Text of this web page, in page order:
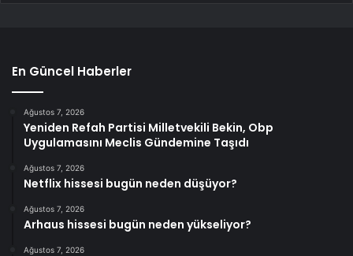
En Güncel Haberler
Ağustos 7, 2026
Yeniden Refah Partisi Milletvekili Bekin, Obp
Uygulamasını Meclis Gündemine Taşıdı
Ağustos 7, 2026
Netflix hissesi bugün neden düşüyor?
Ağustos 7, 2026
Arhaus hissesi bugün neden yükseliyor?
Ağustos 7, 2026